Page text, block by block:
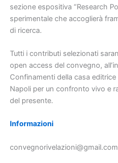
sezione espositiva “Research
sperimentale che accoglierà
di ricerca.
Tutti i contributi selezionati
open access del convegno,
Confinamenti della casa
Napoli per un confronto vivo e
del presente.
Informazioni
convegnorivelazioni@gmail.com